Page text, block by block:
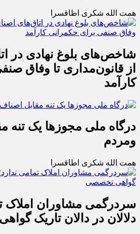
همت الله شکری اطاقسرا
شاخص‌های بلوغ نهادی در
از قانون‌مداری تا وفاق
کارآمد
درگاه ملی مجوزها یک تنه
ومردم
همت الله شکری اطاقسرا
سردرگمی مشاوران املاک
دلالان در دالان تاریک